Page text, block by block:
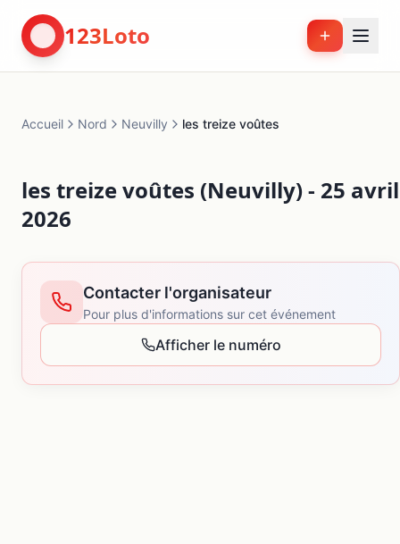
123Loto
Accueil Nord Neuvilly les treize voûtes
les treize voûtes (Neuvilly) - 25 avril
2026
Contacter l'organisateur
Pour plus d'informations sur cet événement
Afficher le numéro